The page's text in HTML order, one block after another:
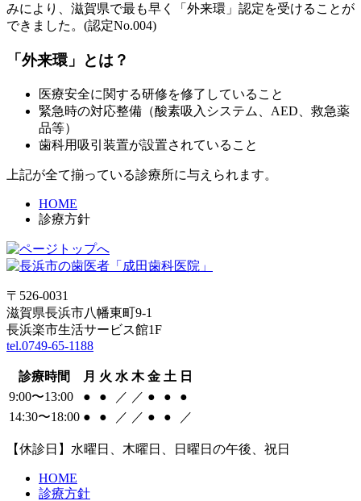
みにより、滋賀県で最も早く「外来環」認定を受けることが
できました。(認定No.004)
「外来環」とは？
医療安全に関する研修を修了していること
緊急時の対応整備（酸素吸入システム、AED、救急薬
品等）
歯科用吸引装置が設置されていること
上記が全て揃っている診療所に与えられます。
HOME
診療方針
〒526-0031
滋賀県長浜市八幡東町9-1
長浜楽市生活サービス館1F
tel.0749-65-1188
診療時間 月 火 水 木 金 土 日
9:00〜13:00
● ● ／ ／ ● ●
●
14:30〜18:00 ● ● ／ ／ ● ● ／
【休診日】水曜日、木曜日、日曜日の午後、祝日
HOME
診療方針